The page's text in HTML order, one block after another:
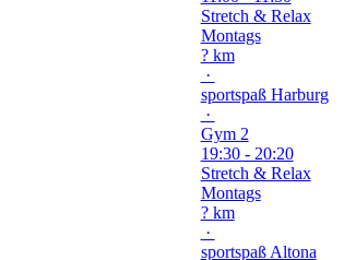
Stretch & Relax
Montags
? km
·
sportspaß Harburg
·
Gym 2
19:30 - 20:20
Stretch & Relax
Montags
? km
·
sportspaß Altona